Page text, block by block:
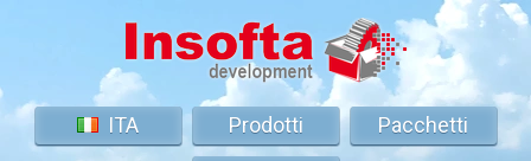
ITA Prodotti
Pacchetti